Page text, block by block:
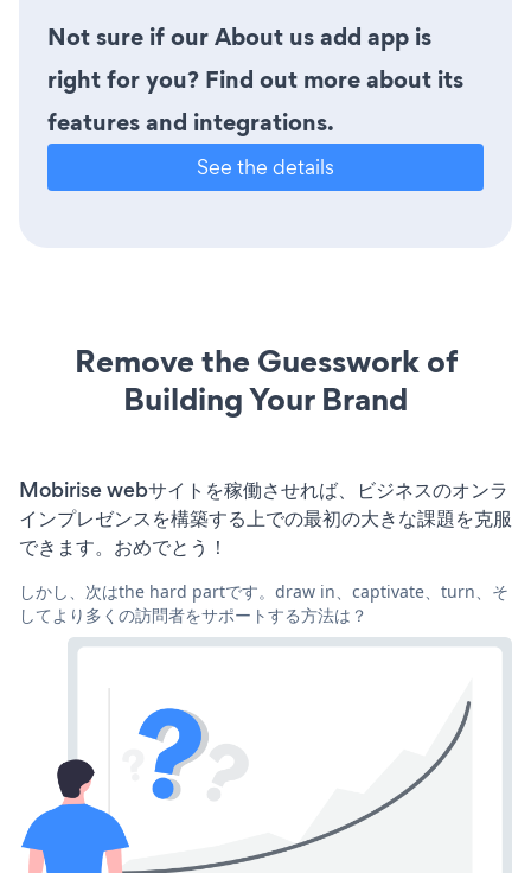
Not sure if our About us add app is
right for you? Find out more about its
features and integrations.
See the details
Remove the Guesswork of
Building Your Brand
Mobirise webサイトを稼働させれば、ビジネスのオンラ
インプレゼンスを構築する上での最初の大きな課題を克服
できます。おめでとう！
しかし、次はthe hard partです。draw in、captivate、turn、そ
してより多くの訪問者をサポートする方法は？